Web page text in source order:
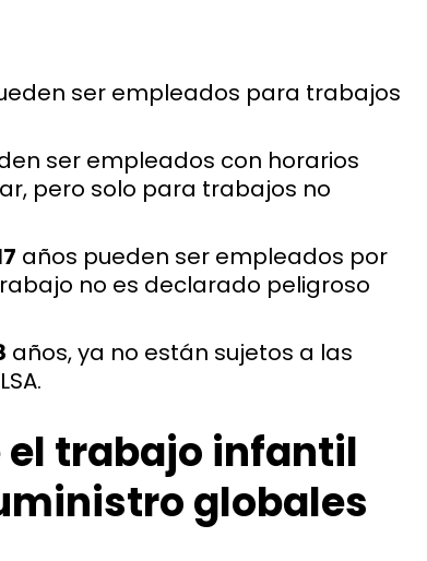
ser empleados para trabajos
ser empleados con horarios
pero solo para trabajos no
años pueden ser empleados por
no es declarado peligroso
años, ya no están sujetos a las
el trabajo infantil
globales